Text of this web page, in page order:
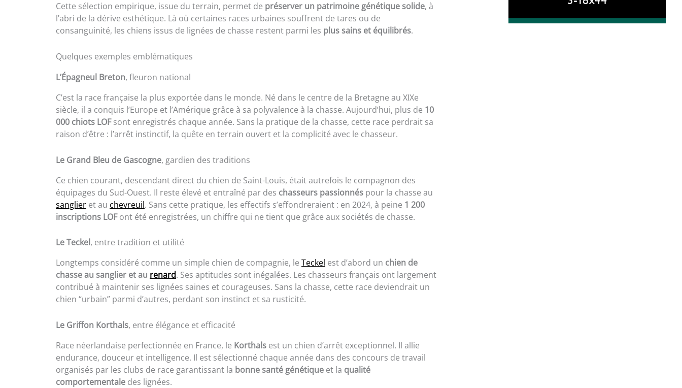
Cette sélection empirique, issue du terrain, permet de préserver un patrimoine génétique solide, à
l’abri de la dérive esthétique. Là où certaines races urbaines souffrent de tares ou de
consanguinité, les chiens issus de lignées de chasse restent parmi les plus sains et équilibrés.
Quelques exemples emblématiques
L’Épagneul Breton, fleuron national
C’est la race française la plus exportée dans le monde. Né dans le centre de la Bretagne au XIXe
siècle, il a conquis l’Europe et l’Amérique grâce à sa polyvalence à la chasse. Aujourd’hui, plus de 10
000 chiots LOFsont enregistrés chaque année. Sans la pratique de la chasse, cette race perdrait sa
raison d’être : l’arrêt instinctif, la quête en terrain ouvert et la complicité avec le chasseur.
Le Grand Bleu de Gascogne, gardien des traditions
Ce chien courant, descendant direct du chien de Saint-Louis, était autrefois le compagnon des
équipages du Sud-Ouest. Il reste élevé et entraîné par des chasseurs passionnés pour la chasse au
sanglier et au chevreuil. Sans cette pratique, les effectifs s’effondreraient : en 2024, à peine 1 200
inscriptions LOFont été enregistrées, un chiffre qui ne tient que grâce aux sociétés de chasse.
Le Teckel, entre tradition et utilité
Longtemps considéré comme un simple chien de compagnie, le Teckel est d’abord un chien de
chasse au sanglier et au renard. Ses aptitudes sont inégalées. Les chasseurs français ont largement
contribué à maintenir ses lignées saines et courageuses. Sans la chasse, cette race deviendrait un
chien “urbain” parmi d’autres, perdant son instinct et sa rusticité.
Le Griffon Korthals, entre élégance et efficacité
Race néerlandaise perfectionnée en France, le Korthals est un chien d’arrêt exceptionnel. Il allie
endurance, douceur et intelligence. Il est sélectionné chaque année dans des concours de travail
organisés par les clubs de race garantissant la bonne santé génétique et la qualité
comportementale des lignées.